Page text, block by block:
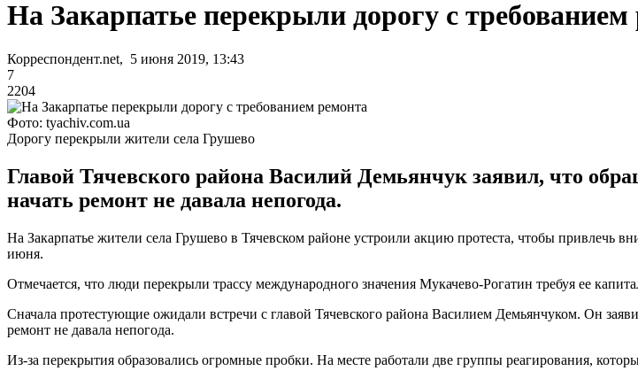
На Закарпатье перекрыли дорогу с требованием
Корреспондент.net, 5 июня 2019, 13:43
7
2204
Фото: tyachiv.com.ua
Дорогу перекрыли жители села Грушево
Главой Тячевского района Василий Демьянчук заявил, что
начать ремонт не давала непогода.
На Закарпатье жители села Грушево в Тячевском районе устроили акцию протеста, чтобы привлечь
июня.
Отмечается, что люди перекрыли трассу международного значения Мукачево-Рогатин требуя ее
Сначала протестующие ожидали встречи с главой Тячевского района Василием Демьянчуком. Он
ремонт не давала непогода.
Из-за перекрытия образовались огромные пробки. На месте работали две группы реагирования,